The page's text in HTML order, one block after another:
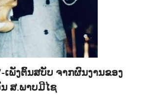
ເພັງຕົ້ນສບັບ ຈາກຜົນງານຂອງ
ສ.ພາບມີໄຊ